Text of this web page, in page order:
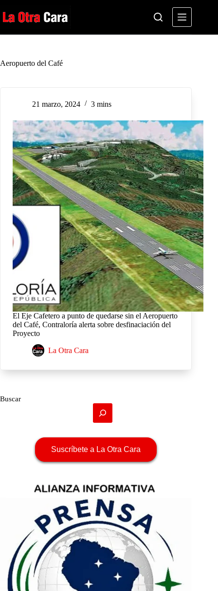
al
contenido
Aeropuerto del Café
21 marzo, 2024 3 mins
El Eje Cafetero a punto de quedarse sin el Aeropuerto
del Café, Contraloría alerta sobre desfinaciación del
Proyecto
La Otra Cara
Buscar
Suscríbete a La Otra Cara